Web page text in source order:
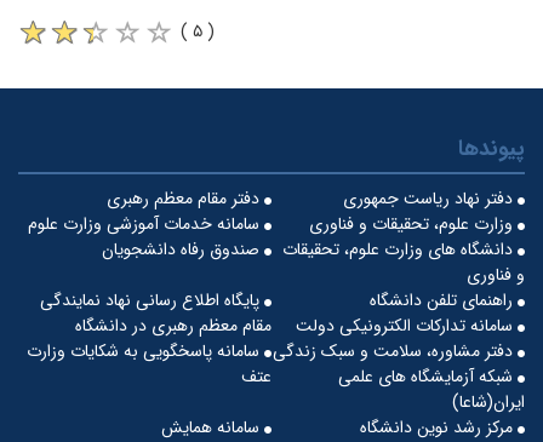
( ۵ )
پیوندها
دفتر مقام معظم رهبری
دفتر نهاد ریاست جمهوری
سامانه خدمات آموزشی وزارت علوم
وزارت علوم، تحقیقات و فناوری
صندوق رفاه دانشجویان
دانشگاه های وزارت علوم، تحقیقات
و فناوری
پایگاه اطلاع رسانی نهاد نمایندگی
مقام معظم رهبری در دانشگاه
راهنمای تلفن دانشگاه
سامانه تدارکات الکترونیکی دولت
سامانه پاسخگویی به شکایات وزارت
عتف
دفتر مشاوره، سلامت و سبک زندگی
شبکه آزمایشگاه های علمی
ایران(شاعا)
سامانه همایش
مرکز رشد نوین دانشگاه